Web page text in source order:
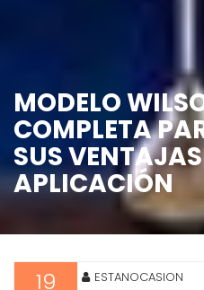
MODELO
COMPLETA
SUS
APLICACIÓN
19 ESTANOCASION